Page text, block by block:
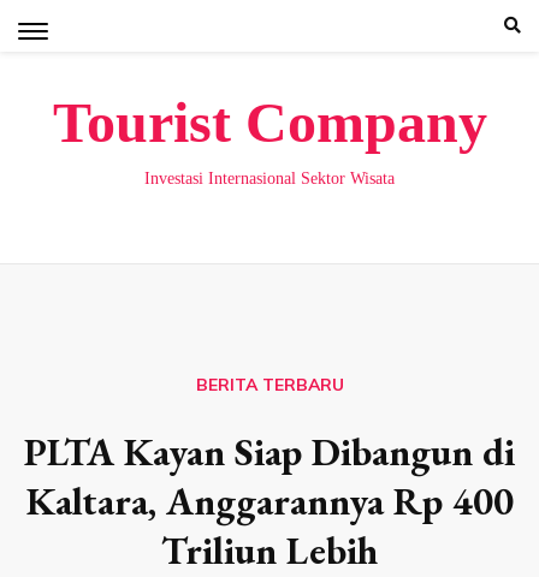
Tourist Company
Investasi Internasional Sektor Wisata
BERITA TERBARU
PLTA Kayan Siap Dibangun di
Kaltara, Anggarannya Rp 400
Triliun Lebih